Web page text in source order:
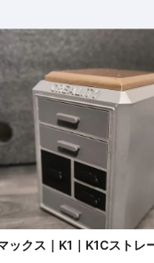
ックス｜K1｜K1Cストレ